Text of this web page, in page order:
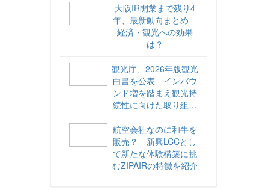
海外DMOのリアル
vol.6】
大阪IR開業まで残り4
年、最新動向まとめ
経済・観光への効果
は？
観光庁、2026年版観光
白書を公表 インバウ
ンド増を踏まえ観光持
続性に向けた取り組み
航空会社なのに和牛を
販売？ 新興LCCとし
て新たな体験構築に挑
むZIPAIRの特徴を紹介